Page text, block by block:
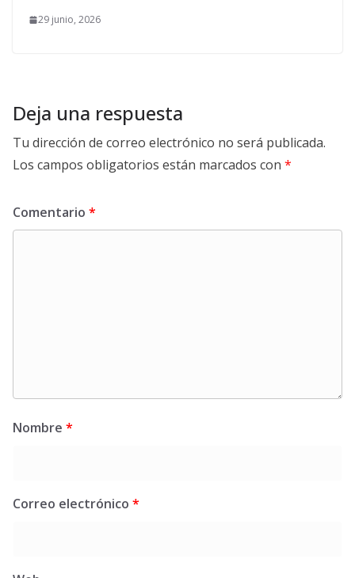
29 junio, 2026
Deja una respuesta
Tu dirección de correo electrónico no será publicada.
Los campos obligatorios están marcados con *
Comentario *
Nombre *
Correo electrónico *